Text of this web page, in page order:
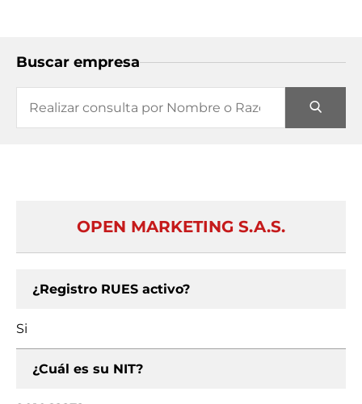
Buscar empresa
OPEN MARKETING S.A.S.
¿Registro RUES activo?
Si
¿Cuál es su NIT?